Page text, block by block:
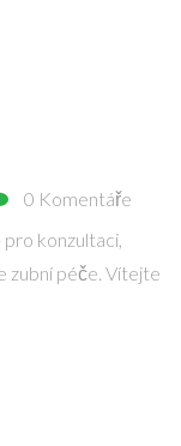
0 Komentáře
konzultaci,
zubní péče. Vítejte